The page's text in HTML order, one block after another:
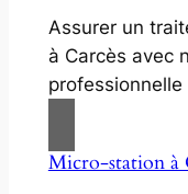
Assurer un
à Carcès avec
Micro-station à